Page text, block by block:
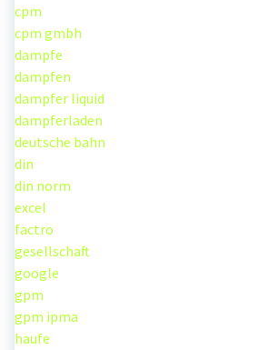
cpm
cpm gmbh
dampfe
dampfen
dampfer liquid
dampferladen
deutsche bahn
din
din norm
excel
factro
gesellschaft
google
gpm
gpm ipma
haufe